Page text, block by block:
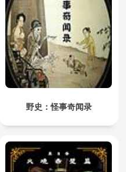
野史：怪事奇闻录